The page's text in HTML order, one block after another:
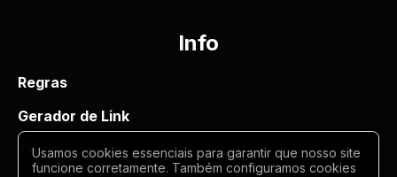
Info
Regras
Gerador de Link
Termos de uso
Usamos cookies essenciais para garantir que nosso site
funcione corretamente. Também configuramos cookies